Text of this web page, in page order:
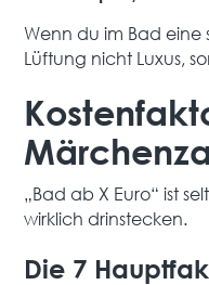
Wenn du im Bad
Lüftung nicht Luxus,
„Bad ab X Euro“ ist
wirklich drinstecken.
Die 7